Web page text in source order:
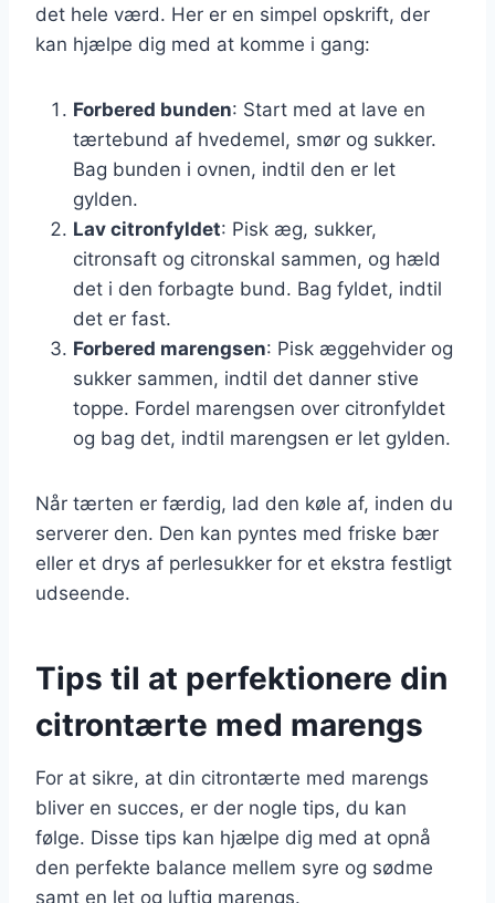
det hele værd. Her er en simpel opskrift, der
kan hjælpe dig med at komme i gang:
Forbered bunden: Start med at lave en
tærtebund af hvedemel, smør og sukker.
Bag bunden i ovnen, indtil den er let
gylden.
Lav citronfyldet: Pisk æg, sukker,
citronsaft og citronskal sammen, og hæld
det i den forbagte bund. Bag fyldet, indtil
det er fast.
Forbered marengsen: Pisk æggehvider og
sukker sammen, indtil det danner stive
toppe. Fordel marengsen over citronfyldet
og bag det, indtil marengsen er let gylden.
Når tærten er færdig, lad den køle af, inden du
serverer den. Den kan pyntes med friske bær
eller et drys af perlesukker for et ekstra festligt
udseende.
Tips til at perfektionere din
citrontærte med marengs
For at sikre, at din citrontærte med marengs
bliver en succes, er der nogle tips, du kan
følge. Disse tips kan hjælpe dig med at opnå
den perfekte balance mellem syre og sødme
samt en let og luftig marengs.